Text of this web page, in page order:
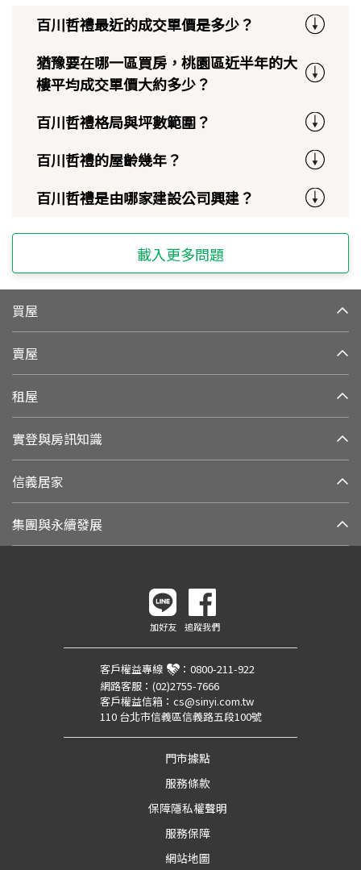
百川哲禮最近的成交單價是多少？
猶豫要在哪一區買房，桃園區近半年的大
樓平均成交單價大約多少？
百川哲禮格局與坪數範圍？
百川哲禮的屋齡幾年？
百川哲禮是由哪家建設公司興建？
載入更多問題
買屋
賣屋
租屋
實登與房訊知識
信義居家
集團與永續發展
加好友 追蹤我們
客戶權益專線 ： 0800-211-922
網路客服： (02)2755-7666
客戶權益信箱： cs@sinyi.com.tw
110 台北市信義區信義路五段100號
門市據點
服務條款
保障隱私權聲明
服務保障
網站地圖